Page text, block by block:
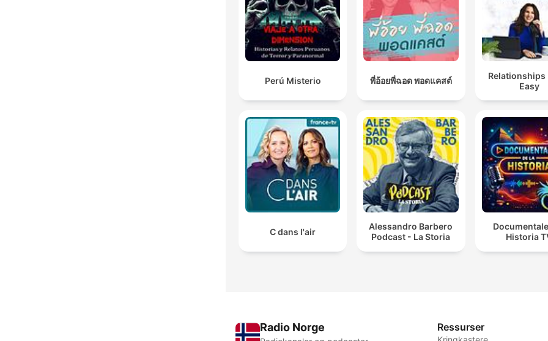
Perú Misterio พี่อ้อยพี่ฉอด พอดแคสต์
Relationships
Easy
C dans l'air
Alessandro Barbero
Podcast - La Storia
Historia
Radio Norge Ressurser